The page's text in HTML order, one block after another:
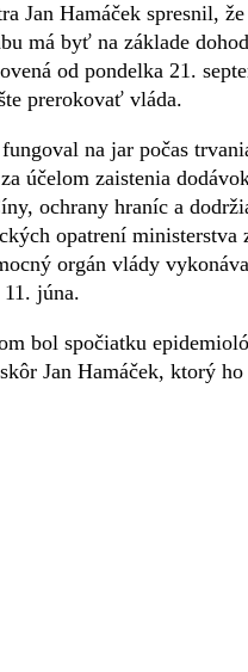
Jan Hamáček spresnil,
má byť na základe
od pondelka 21.
prerokovať vláda.
na jar počas
účelom zaistenia
ochrany hraníc a
opatrení ministerstva
orgán vlády
júna.
bol spočiatku
Jan Hamáček, ktorý